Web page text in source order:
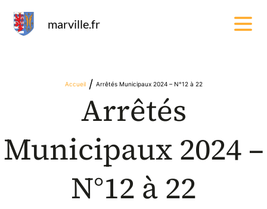
marville.fr
Accueil / Arrêtés Municipaux 2024 – N°12 à 22
Arrêtés
Municipaux 2024 –
N°12 à 22